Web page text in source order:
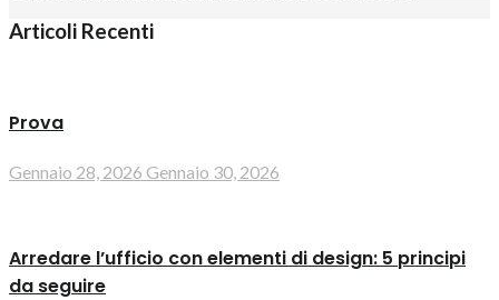
Articoli Recenti
Prova
Gennaio 28, 2026 Gennaio 30, 2026
Arredare l’ufficio con elementi di design: 5 principi
da seguire